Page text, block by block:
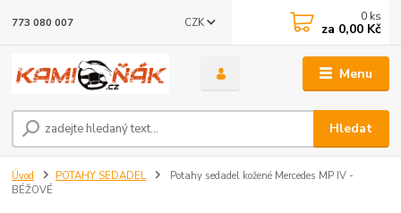
Menu
CZK
Hledat
773 080 007 0 ks
za 0,00 Kč
Úvod POTAHY SEDADEL
Potahy sedadel kožené Mercedes MP IV -
BÉŽOVÉ